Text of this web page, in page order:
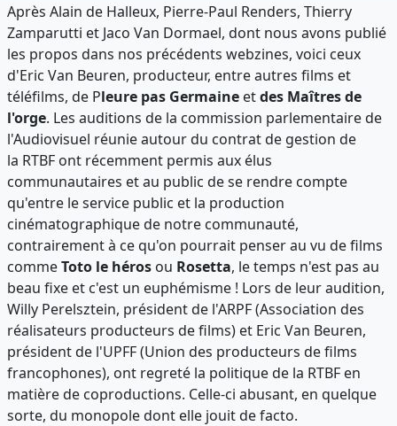
Après Alain de Halleux, Pierre-Paul Renders, Thierry
Zamparutti et Jaco Van Dormael, dont nous avons publié
les propos dans nos précédents webzines, voici ceux
d'Eric Van Beuren, producteur, entre autres films et
téléfilms, de Pleure pas Germaine etdes Maîtres de
l'orge. Les auditions de la commission parlementaire de
l'Audiovisuel réunie autour du contrat de gestion de
la RTBF ont récemment permis aux élus
communautaires et au public de se rendre compte
qu'entre le service public et la production
cinématographique de notre communauté,
contrairement à ce qu'on pourrait penser au vu de films
commeToto le héros ou Rosetta, le temps n'est pas au
beau fixe et c'est un euphémisme ! Lors de leur audition,
Willy Perelsztein, président de l'ARPF (Association des
réalisateurs producteurs de films) et Eric Van Beuren,
président de l'UPFF (Union des producteurs de films
francophones), ont regreté la politique de la RTBF en
matière de coproductions. Celle-ci abusant, en quelque
sorte, du monopole dont elle jouit de facto.